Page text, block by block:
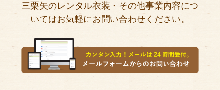
三栗矢のレンタル衣装・その他事業内容につ
いてはお気軽にお問い合わせください。